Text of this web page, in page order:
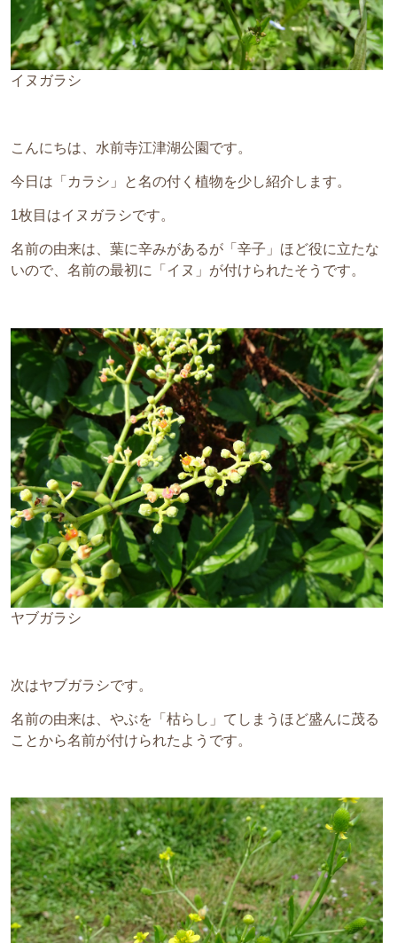
イヌガラシ
こんにちは、水前寺江津湖公園です。
今日は「カラシ」と名の付く植物を少し紹介します。
1枚目はイヌガラシです。
名前の由来は、葉に辛みがあるが「辛子」ほど役に立たな
いので、名前の最初に「イヌ」が付けられたそうです。
ヤブガラシ
次はヤブガラシです。
名前の由来は、やぶを「枯らし」てしまうほど盛んに茂る
ことから名前が付けられたようです。